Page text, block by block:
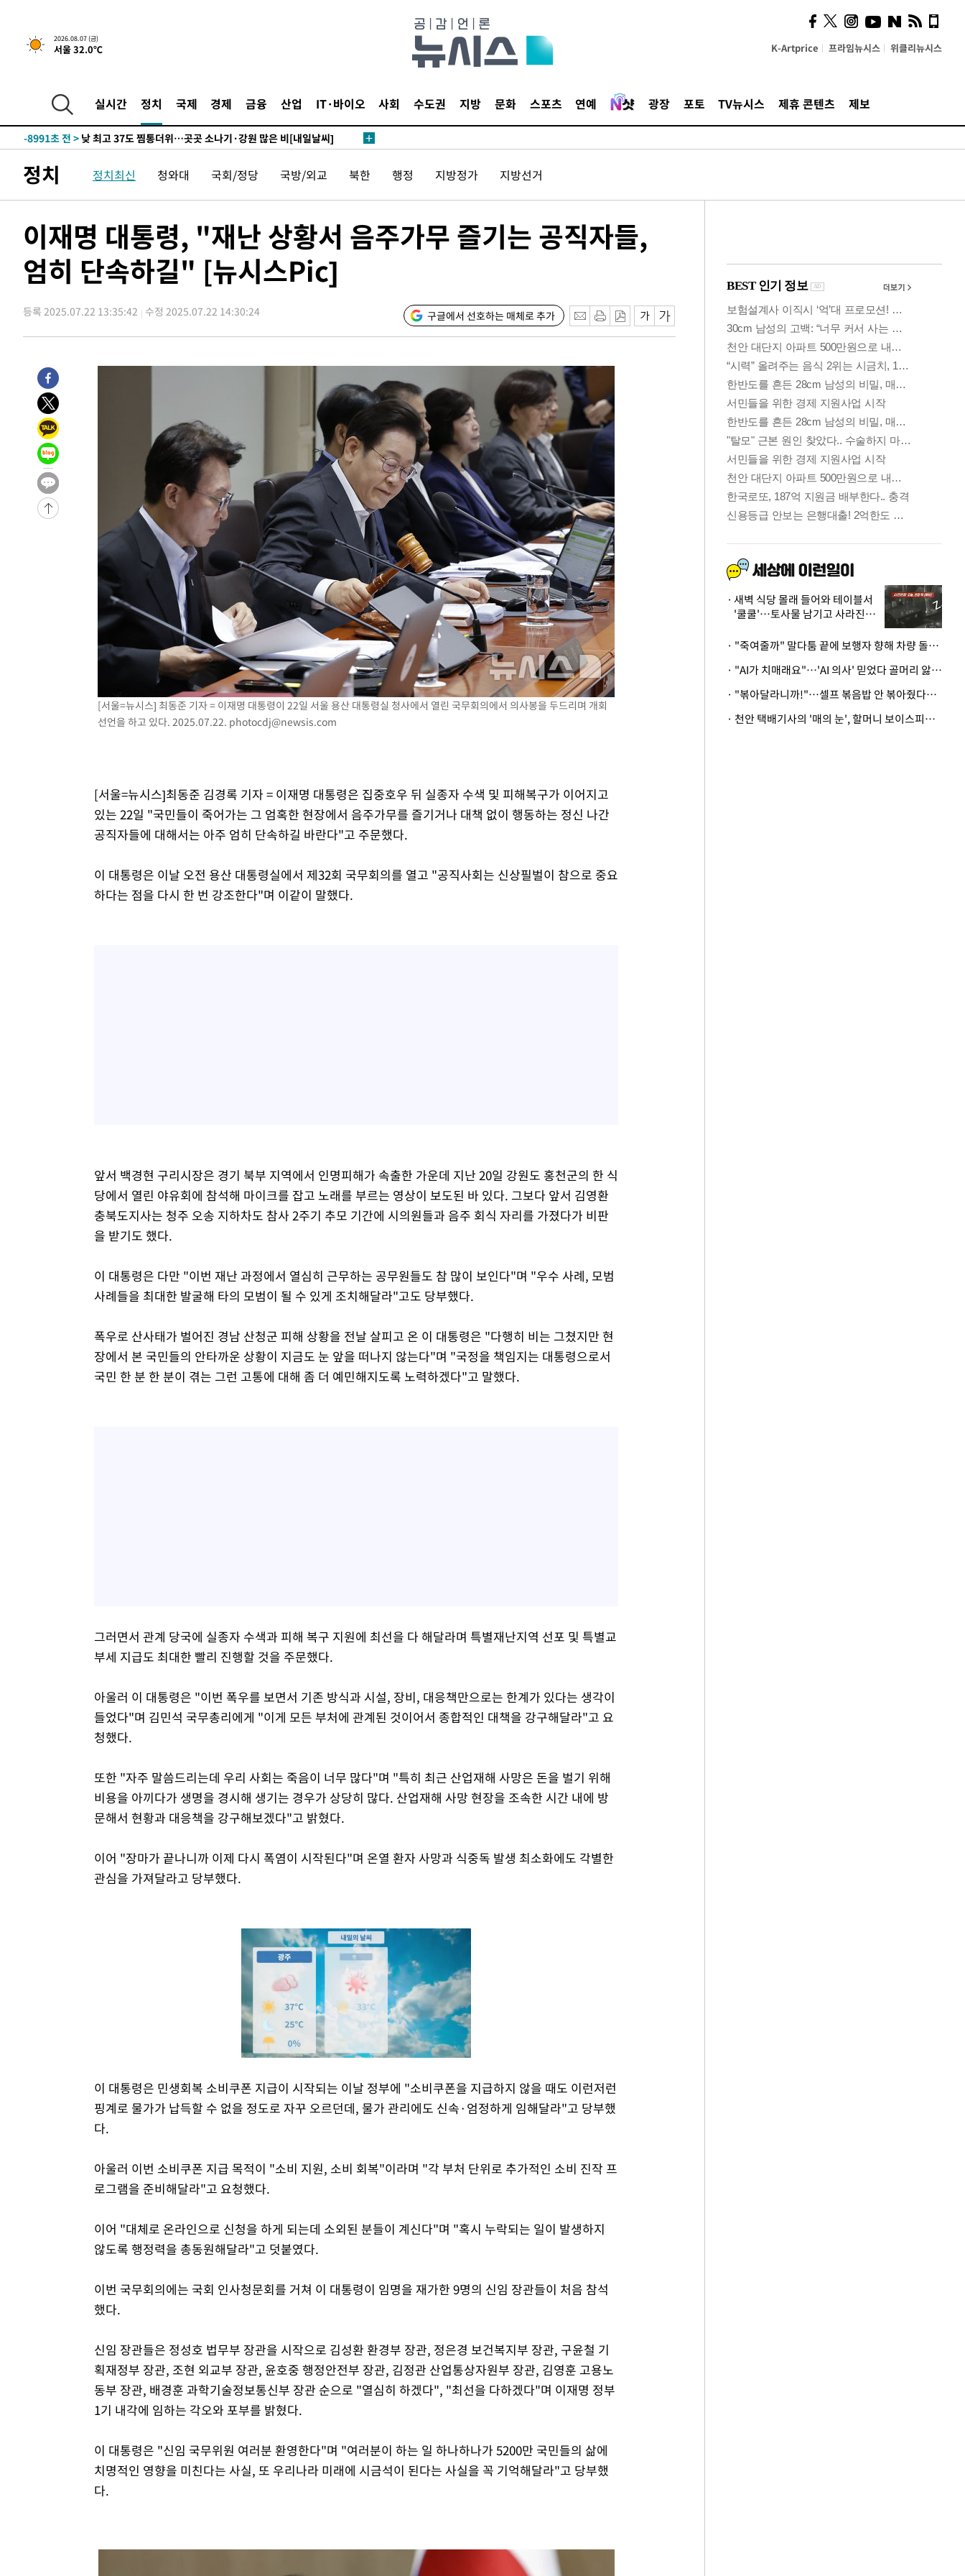
2026.08.07 (금)
서울 32.0℃ K-Artprice 프라임뉴시스 위클리뉴시스
실시간 정치 국제 경제 금융 산업 IT·바이오 사회 수도권 지방 문화 스포츠 연예 광장 포토 TV뉴시스 제휴 콘텐츠 제보
실천"
-19525초 전 >이란, "오만과 '중앙 단일 루트' 합의…북쪽 인바운드·남쪽 아웃바
-11020초 전 >
[단독]중수청 지원 검사들, 정원 초과 시 낮은 계급 임용…희망지 못
-8991초 전 >낮 최고 37도 찜통더위…곳곳 소나기·강원 많은 비[내일날씨]
-7297초 전 > SK하이닉스, 용인·청주 팹에 54조 투자…"AI 메모리 수요 선제 대
-4153초 전 >
-3406초 전 >
외국인 심판 성 접대 7경기 들여다보니…한국 축구 '5승 2무'
-3140초 전 >[속보]코스닥, 2.86포인트(0.36%) 내린 798.81마감
-3093초 전 >[속보]코스피, 6200선 약보합…0.60% 내린 6258.77에 마쳐
-3073초 전 >[속보]원·달러 환율, 7.7원 내린 1416.1원 마감
-2962초 전 >
[속보] 노원서 40.1도 관측…서울, 2018년 이후 첫 40도
-52초 전 >[속보]종합특검, '계엄 수용공간 확보' 신용해 前교정본부장 기소
17분 전 >외신들도 주목한 韓축구 파문…"국민적 공분에 수사 재개"
-28010초 전 >
이강인, 폭염 속 AT마드리드 첫 훈련…80명 식사 대접까지(종합)
-25149초 전 >
미 사업체 일자리, 7월에 2.3만개 순감하고 그 전 2개월 10.3만개
하향수정 (2보)
-24597초 전 >
[속보] 미 사업체, 일자리 7월에 2.3만 개 줄어…실업률은 4.1%로
-20460초 전 >
[속보]이 대통령 "부동산 공급 기존 사고방식 매달리지 말고 과감히
실천"
-19545초 전 >
이란, "오만과 '중앙 단일 루트' 합의…북쪽 인바운드·남쪽 아웃바
운드는 임시"
-11113초 전 >
"낮 기온 소폭 하락"…수도권 폭염중대경보, 폭염경보로 하향
-11077초 전 >
[속보]이 대통령, '호우피해' 안동·의성 관할 4개 면 특별재난지역
선포
-11040초 전 >
[단독]중수청 지원 검사들, 정원 초과 시 낮은 계급 임용…희망지 못
갈 수도
낮 최고 37도 찜통더위…곳곳 소나기·강원 많은 비[내일날씨]
SK하이닉스, 용인·청주 팹에 54조 투자…"AI 메모리 수요 선제 대
여자배구 이재영·이다영 자매, 아제르바이잔 투란VC 입단
외국인 심판 성 접대 7경기 들여다보니…한국 축구 '5승 2무'
[속보]코스닥, 2.86포인트(0.36%) 내린 798.81마감
[속보]코스피, 6200선 약보합…0.60% 내린 6258.77에 마쳐
[속보]원·달러 환율, 7.7원 내린 1416.1원 마감
[속보] 노원서 40.1도 관측…서울, 2018년 이후 첫 40도
[속보]종합특검, '계엄 수용공간 확보' 신용해 前교정본부장 기소
외신들도 주목한 韓축구 파문…"국민적 공분에 수사 재개"
11시간 압수수색에 성접대 파문까지…'쑥대밭' 된 축구협회
정치 정치최신 청와대 국회/정당 국방/외교 북한 행정 지방정가 지방선거
이재명 대통령, "재난 상황서 음주가무 즐기는 공직자들,
엄히 단속하길" [뉴시스Pic]
등록 2025.07.22 13:35:42 수정 2025.07.22 14:30:24 구글에서 선호하는 매체로 추가
[서울=뉴시스] 최동준 기자 = 이재명 대통령이 22일 서울 용산 대통령실 청사에서 열린 국무회의에서 의사봉을 두드리며 개회
선언을 하고 있다. 2025.07.22. photocdj@newsis.com
[서울=뉴시스]최동준 김경록 기자 = 이재명 대통령은 집중호우 뒤 실종자 수색 및 피해복구가 이어지고
있는 22일 "국민들이 죽어가는 그 엄혹한 현장에서 음주가무를 즐기거나 대책 없이 행동하는 정신 나간
공직자들에 대해서는 아주 엄히 단속하길 바란다"고 주문했다.
이 대통령은 이날 오전 용산 대통령실에서 제32회 국무회의를 열고 "공직사회는 신상필벌이 참으로 중요
하다는 점을 다시 한 번 강조한다"며 이같이 말했다.
앞서 백경현 구리시장은 경기 북부 지역에서 인명피해가 속출한 가운데 지난 20일 강원도 홍천군의 한 식
당에서 열린 야유회에 참석해 마이크를 잡고 노래를 부르는 영상이 보도된 바 있다. 그보다 앞서 김영환
충북도지사는 청주 오송 지하차도 참사 2주기 추모 기간에 시의원들과 음주 회식 자리를 가졌다가 비판
을 받기도 했다.
이 대통령은 다만 "이번 재난 과정에서 열심히 근무하는 공무원들도 참 많이 보인다"며 "우수 사례, 모범
사례들을 최대한 발굴해 타의 모범이 될 수 있게 조치해달라"고도 당부했다.
폭우로 산사태가 벌어진 경남 산청군 피해 상황을 전날 살피고 온 이 대통령은 "다행히 비는 그쳤지만 현
장에서 본 국민들의 안타까운 상황이 지금도 눈 앞을 떠나지 않는다"며 "국정을 책임지는 대통령으로서
국민 한 분 한 분이 겪는 그런 고통에 대해 좀 더 예민해지도록 노력하겠다"고 말했다.
그러면서 관계 당국에 실종자 수색과 피해 복구 지원에 최선을 다 해달라며 특별재난지역 선포 및 특별교
부세 지급도 최대한 빨리 진행할 것을 주문했다.
아울러 이 대통령은 "이번 폭우를 보면서 기존 방식과 시설, 장비, 대응책만으로는 한계가 있다는 생각이
들었다"며 김민석 국무총리에게 "이게 모든 부처에 관계된 것이어서 종합적인 대책을 강구해달라"고 요
청했다.
또한 "자주 말씀드리는데 우리 사회는 죽음이 너무 많다"며 "특히 최근 산업재해 사망은 돈을 벌기 위해
비용을 아끼다가 생명을 경시해 생기는 경우가 상당히 많다. 산업재해 사망 현장을 조속한 시간 내에 방
문해서 현황과 대응책을 강구해보겠다"고 밝혔다.
이어 "장마가 끝나니까 이제 다시 폭염이 시작된다"며 온열 환자 사망과 식중독 발생 최소화에도 각별한
관심을 가져달라고 당부했다.
Mute
이 대통령은 민생회복 소비쿠폰 지급이 시작되는 이날 정부에 "소비쿠폰을 지급하지 않을 때도 이런저런
핑계로 물가가 납득할 수 없을 정도로 자꾸 오르던데, 물가 관리에도 신속·엄정하게 임해달라"고 당부했
다.
아울러 이번 소비쿠폰 지급 목적이 "소비 지원, 소비 회복"이라며 "각 부처 단위로 추가적인 소비 진작 프
로그램을 준비해달라"고 요청했다.
이어 "대체로 온라인으로 신청을 하게 되는데 소외된 분들이 계신다"며 "혹시 누락되는 일이 발생하지
않도록 행정력을 총동원해달라"고 덧붙였다.
이번 국무회의에는 국회 인사청문회를 거쳐 이 대통령이 임명을 재가한 9명의 신임 장관들이 처음 참석
했다.
신임 장관들은 정성호 법무부 장관을 시작으로 김성환 환경부 장관, 정은경 보건복지부 장관, 구윤철 기
획재정부 장관, 조현 외교부 장관, 윤호중 행정안전부 장관, 김정관 산업통상자원부 장관, 김영훈 고용노
동부 장관, 배경훈 과학기술정보통신부 장관 순으로 "열심히 하겠다", "최선을 다하겠다"며 이재명 정부
1기 내각에 임하는 각오와 포부를 밝혔다.
이 대통령은 "신임 국무위원 여러분 환영한다"며 "여러분이 하는 일 하나하나가 5200만 국민들의 삶에
치명적인 영향을 미친다는 사실, 또 우리나라 미래에 시금석이 된다는 사실을 꼭 기억해달라"고 당부했
다.
시, 스마트폰 액세서리에
NFC 더했다
새벽 식당 몰래 들어와 테이블서
'쿨쿨'…토사물 남기고 사라진 남
· "죽여줄까" 말다툼 끝에 보행자 향해 차량 돌진…50대 여성 중상
· "AI가 치매래요"…'AI 의사' 믿었다 골머리 앓는 美 의료계 '경고'
· "볶아달라니까!"…셀프 볶음밥 안 볶아줬다고 사장 폭행한 손님
· 천안 택배기사의 '매의 눈', 할머니 보이스피싱 피해 막아